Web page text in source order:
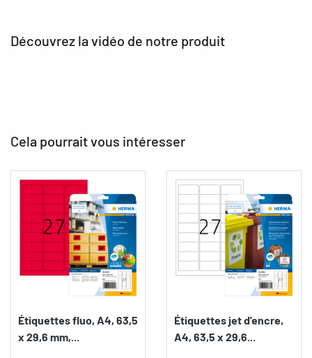
Découvrez la vidéo de notre produit
Cela pourrait vous intéresser
Étiquettes fluo, A4, 63,5
x 29,6 mm,...
Étiquettes jet d'encre,
A4, 63,5 x 29,6...